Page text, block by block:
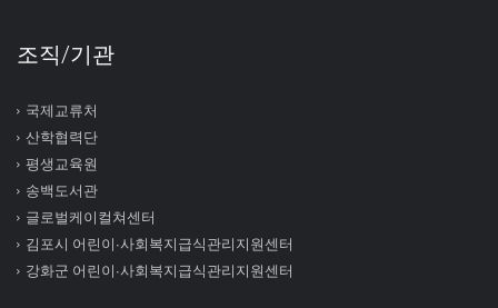
조직/기관
국제교류처
산학협력단
평생교육원
송백도서관
글로벌케이컬쳐센터
김포시 어린이∙사회복지급식관리지원센터
강화군 어린이∙사회복지급식관리지원센터